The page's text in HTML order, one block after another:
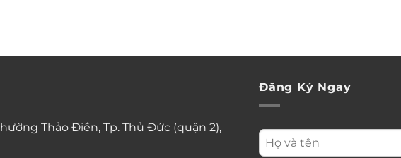
Thảo Điền, Tp. Thủ Đức (quận 2),
Đăng Ký Ngay